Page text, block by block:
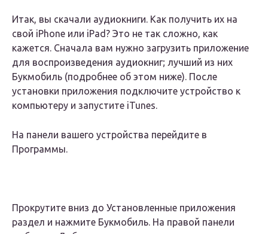
Итак, вы скачали аудиокниги. Как получить их на
свой iPhone или iPad? Это не так сложно, как
кажется. Сначала вам нужно загрузить приложение
для воспроизведения аудиокниг; лучший из них
Букмобиль (подробнее об этом ниже). После
установки приложения подключите устройство к
компьютеру и запустите iTunes.
На панели вашего устройства перейдите в
Программы.
Прокрутите вниз до Установленные приложения
раздел и нажмите Букмобиль. На правой панели